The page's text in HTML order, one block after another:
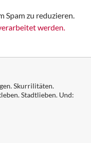
Spam zu reduzieren.
werden.
Skurrilitäten.
Stadtlieben. Und: